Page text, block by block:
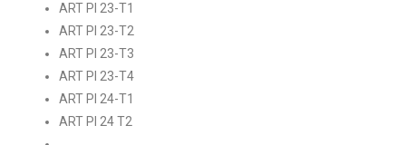
ART PI 23-T1
ART PI 23-T2
ART PI 23-T3
ART PI 23-T4
ART PI 24-T1
ART PI 24 T2